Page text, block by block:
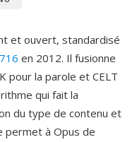
et ouvert, standardisé
en 2012. Il fusionne
pour la parole et CELT
qui fait la
du type de contenu et
permet à Opus de